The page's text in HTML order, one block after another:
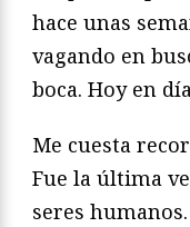
hace unas
vagando en
boca. Hoy en
Me cuesta
Fue la última
seres